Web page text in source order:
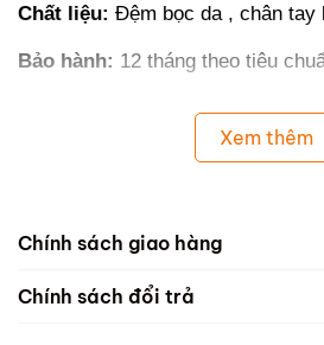
Chất liệu: Đệm bọc da , chân tay
Bảo hành: 12 tháng theo tiêu
Xem thêm
Chính sách giao hàng
Chính sách đổi trả